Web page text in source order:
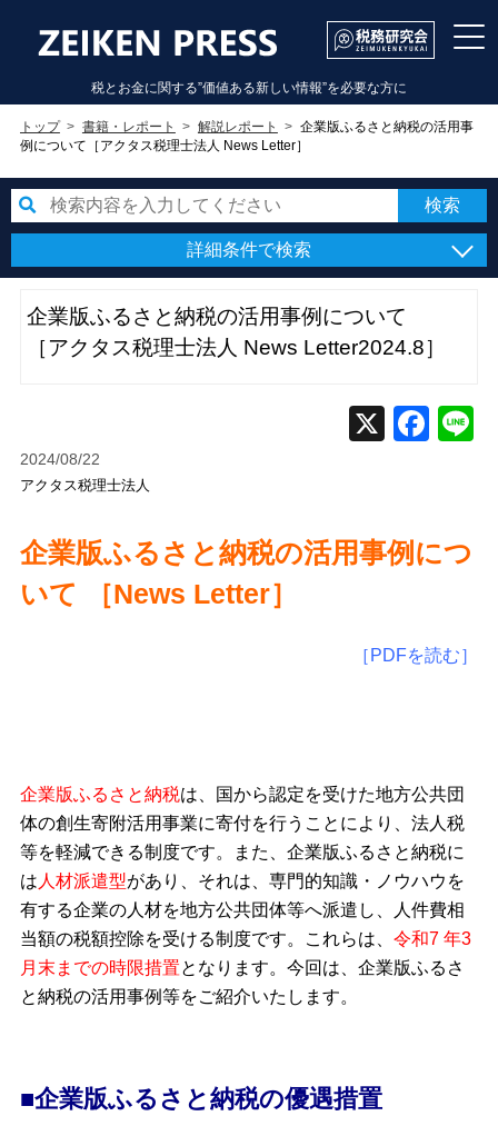
税とお金に関する”価値ある新しい情報”を必要な方に
トップ 書籍・レポート 解説レポート
企業版ふるさと納税の活用事
例について［アクタス税理士法人 News Letter］
詳細条件で検索
企業版ふるさと納税の活用事例について
［アクタス税理士法人 News Letter2024.8］
2024/08/22
アクタス税理士法人
企業版ふるさと納税の活用事例につ
いて ［News Letter］
［PDFを読む］
企業版ふるさと納税は、国から認定を受けた地方公共団
体の創生寄附活用事業に寄付を行うことにより、法人税
等を軽減できる制度です。また、企業版ふるさと納税に
は 人材派遣型があり、それは、専門的知識・ノウハウを
有する企業の人材を地方公共団体等へ派遣し、人件費相
当額の税額控除を受ける制度です。これらは、 令和7 年3
月末までの時限措置となります。今回は、企業版ふるさ
と納税の活用事例等をご紹介いたします。
■企業版ふるさと納税の優遇措置